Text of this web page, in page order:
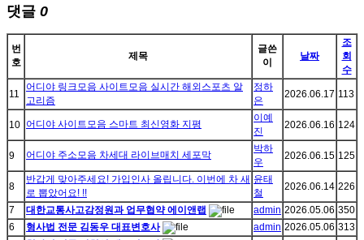
댓글 0
번
호
제목
글쓴
이
날짜
조
회
수
11
어디야 링크모음 사이트모음 실시간 해외스포츠 알
고리즘
정하
은
2026.06.17 113
10 어디야 사이트모음 스마트 최신영화 지평
이예
진
2026.06.16 124
9 어디야 주소모음 차세대 라이브매치 세포막
박하
우
2026.06.15 125
8
반갑게 맞아주세요! 가입인사 올립니다. 이번에 차 새
로 뽑았어요! !!
윤태
철
2026.06.14 226
7 대한교통사고감정원과 업무협약 에이앤랩 admin 2026.05.06 350
6
형사법 전문 김동우 대표변호사 admin 2026.05.06 313